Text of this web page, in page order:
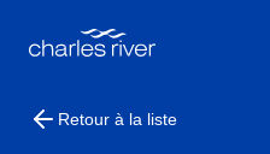
Retour à la liste